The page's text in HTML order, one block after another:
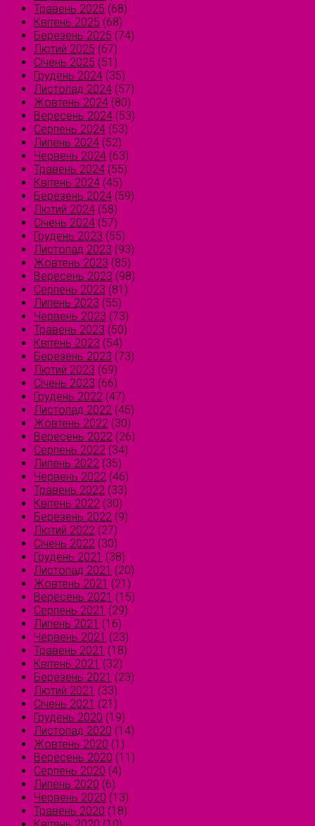
Травень 2025 (68)
Квітень 2025 (68)
Березень 2025 (74)
Лютий 2025 (67)
Січень 2025 (51)
Грудень 2024 (35)
Листопад 2024 (57)
Жовтень 2024 (80)
Вересень 2024 (53)
Серпень 2024 (53)
Липень 2024 (52)
Червень 2024 (63)
Травень 2024 (55)
Квітень 2024 (45)
Березень 2024 (59)
Лютий 2024 (58)
Січень 2024 (57)
Грудень 2023 (55)
Листопад 2023 (93)
Жовтень 2023 (85)
Вересень 2023 (98)
Серпень 2023 (81)
Липень 2023 (55)
Червень 2023 (73)
Травень 2023 (50)
Квітень 2023 (54)
Березень 2023 (73)
Лютий 2023 (69)
Січень 2023 (66)
Грудень 2022 (47)
Листопад 2022 (45)
Жовтень 2022 (30)
Вересень 2022 (26)
Серпень 2022 (34)
Липень 2022 (35)
Червень 2022 (46)
Травень 2022 (33)
Квітень 2022 (30)
Березень 2022 (9)
Лютий 2022 (27)
Січень 2022 (30)
Грудень 2021 (38)
Листопад 2021 (20)
Жовтень 2021 (21)
Вересень 2021 (15)
Серпень 2021 (29)
Липень 2021 (16)
Червень 2021 (23)
Травень 2021 (18)
Квітень 2021 (32)
Березень 2021 (23)
Лютий 2021 (33)
Січень 2021 (21)
Грудень 2020 (19)
Листопад 2020 (14)
Жовтень 2020 (1)
Вересень 2020 (11)
Серпень 2020 (4)
Липень 2020 (6)
Червень 2020 (13)
Травень 2020 (18)